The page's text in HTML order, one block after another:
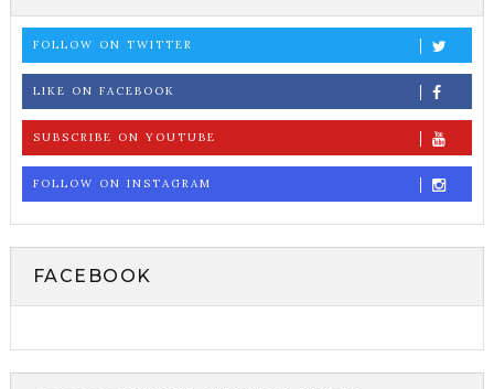
FOLLOW ON TWITTER
LIKE ON FACEBOOK
SUBSCRIBE ON YOUTUBE
FOLLOW ON INSTAGRAM
FACEBOOK